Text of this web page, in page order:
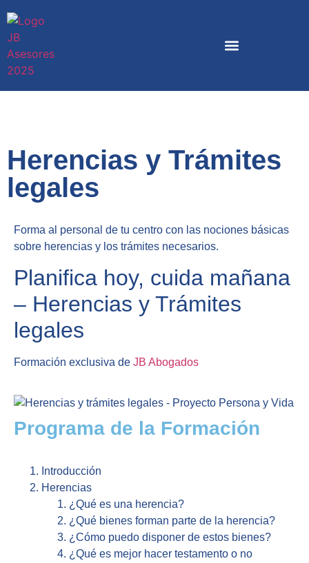
Herencias y Trámites
legales
Forma al personal de tu centro con las nociones básicas
sobre herencias y los trámites necesarios.
Planifica hoy, cuida mañana
– Herencias y Trámites
legales
Formación exclusiva de JB Abogados
Programa de la Formación
Introducción
Herencias
¿Qué es una herencia?
¿Qué bienes forman parte de la herencia?
¿Cómo puedo disponer de estos bienes?
¿Qué es mejor hacer testamento o no